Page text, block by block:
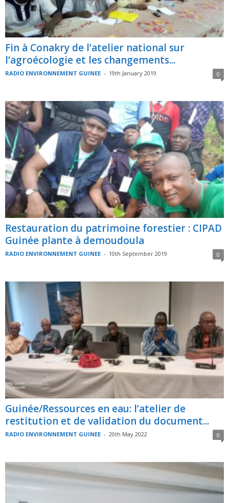
Fin à Conakry de l’atelier national sur
l’agroécologie et les changements...
RADIO ENVIRONNEMENT GUINEE - 19th January 2019 0
Restauration du patrimoine forestier : CIPAD
Guinée plante à demoudoula
RADIO ENVIRONNEMENT GUINEE - 10th September 2019 0
Guinée/Ressources en eau: l’atelier de
restitution et de validation du document...
RADIO ENVIRONNEMENT GUINEE - 20th May 2022 0